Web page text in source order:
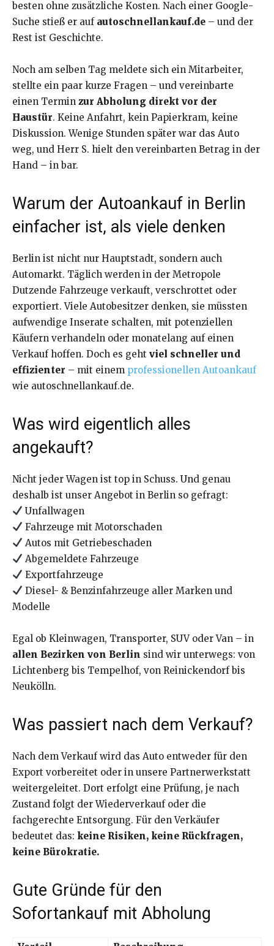
besten ohne zusätzliche Kosten. Nach einer Google-
Suche stieß er auf autoschnellankauf.de – und der
Rest ist Geschichte.
Noch am selben Tag meldete sich ein Mitarbeiter,
stellte ein paar kurze Fragen – und vereinbarte
einen Termin zur Abholung direkt vor der
Haustür. Keine Anfahrt, kein Papierkram, keine
Diskussion. Wenige Stunden später war das Auto
weg, und Herr S. hielt den vereinbarten Betrag in der
Hand – in bar.
Warum der Autoankauf in Berlin
einfacher ist, als viele denken
Berlin ist nicht nur Hauptstadt, sondern auch
Automarkt. Täglich werden in der Metropole
Dutzende Fahrzeuge verkauft, verschrottet oder
exportiert. Viele Autobesitzer denken, sie müssten
aufwendige Inserate schalten, mit potenziellen
Käufern verhandeln oder monatelang auf einen
Verkauf hoffen. Doch es geht viel schneller und
effizienter – mit einem professionellen Autoankauf
wie autoschnellankauf.de.
Was wird eigentlich alles
angekauft?
Nicht jeder Wagen ist top in Schuss. Und genau
deshalb ist unser Angebot in Berlin so gefragt:
Unfallwagen
Fahrzeuge mit Motorschaden
Autos mit Getriebeschaden
Abgemeldete Fahrzeuge
Exportfahrzeuge
Diesel- & Benzinfahrzeuge aller Marken und
Modelle
Egal ob Kleinwagen, Transporter, SUV oder Van – in
allen Bezirken von Berlin sind wir unterwegs: von
Lichtenberg bis Tempelhof, von Reinickendorf bis
Neukölln.
Was passiert nach dem Verkauf?
Nach dem Verkauf wird das Auto entweder für den
Export vorbereitet oder in unsere Partnerwerkstatt
weitergeleitet. Dort erfolgt eine Prüfung, je nach
Zustand folgt der Wiederverkauf oder die
fachgerechte Entsorgung. Für den Verkäufer
bedeutet das: keine Risiken, keine Rückfragen,
keine Bürokratie.
Gute Gründe für den
Sofortankauf mit Abholung